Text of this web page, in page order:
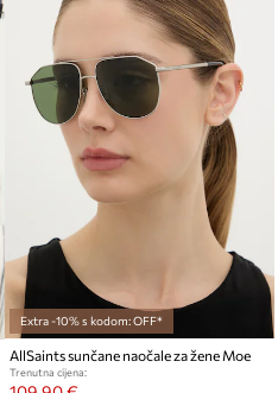
Chloe
Extra -10% s kodom: OFF*
AllSaints sunčane naočale za žene Moe
Trenutna cijena: